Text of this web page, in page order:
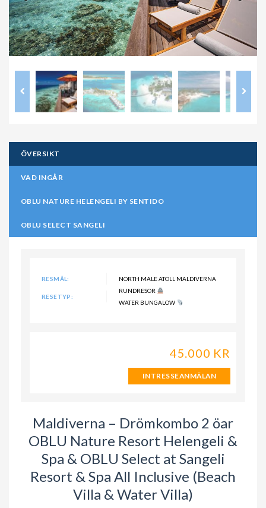
Previous
ÖVERSIKT
VAD INGÅR
OBLU NATURE HELENGELI BY SENTIDO
OBLU SELECT SANGELI
RESMÅL: NORTH MALE ATOLL MALDIVERNA
RESETYP:
RUNDRESOR
WATER BUNGALOW
45.000 KR
INTRESSEANMÄLAN
Maldiverna – Drömkombo 2 öar
OBLU Nature Resort Helengeli &
Spa & OBLU Select at Sangeli
Resort & Spa All Inclusive (Beach
Villa & Water Villa)